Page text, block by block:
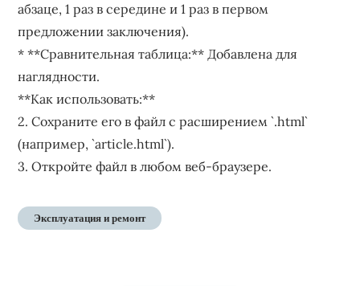
абзаце, 1 раз в середине и 1 раз в первом
предложении заключения).
* **Сравнительная таблица:** Добавлена для
наглядности.
**Как использовать:**
2. Сохраните его в файл с расширением `.html`
(например, `article.html`).
3. Откройте файл в любом веб-браузере.
Эксплуатация и ремонт